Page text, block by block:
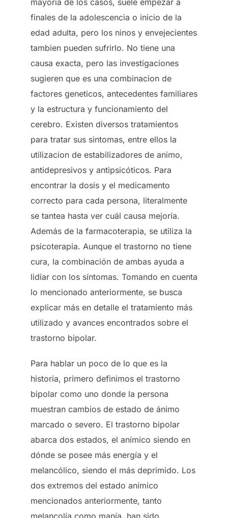
finales de la adolescencia o inicio de la
edad adulta, pero los ninos y envejecientes
tambien pueden sufrirlo. No tiene una
causa exacta, pero las investigaciones
sugieren que es una combinacion de
factores geneticos, antecedentes familiares
y la estructura y funcionamiento del
cerebro. Existen diversos tratamientos
para tratar sus sintomas, entre ellos la
utilizacion de estabilizadores de animo,
antidepresivos y antipsicóticos. Para
encontrar la dosis y el medicamento
correcto para cada persona, literalmente
se tantea hasta ver cuál causa mejoría.
Además de la farmacoterapia, se utiliza la
psicoterapia. Aunque el trastorno no tiene
cura, la combinación de ambas ayuda a
lidiar con los síntomas. Tomando en cuenta
lo mencionado anteriormente, se busca
explicar más en detalle el tratamiento más
utilizado y avances encontrados sobre el
trastorno bipolar.
Para hablar un poco de lo que es la
historia, primero definimos el trastorno
bipolar como uno donde la persona
muestran cambios de estado de ánimo
marcado o severo. El trastorno bipolar
abarca dos estados, el anímico siendo en
dónde se posee más energía y el
melancólico, siendo el más deprimido. Los
dos extremos del estado anímico
mencionados anteriormente, tanto
melancolía como manía, han sido